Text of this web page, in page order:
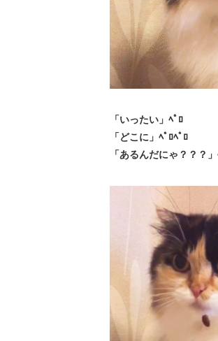
「いったい」ﾍﾟﾛ
「どこに」ﾍﾟﾛﾍﾟﾛ
「あるんだにゃ？？？